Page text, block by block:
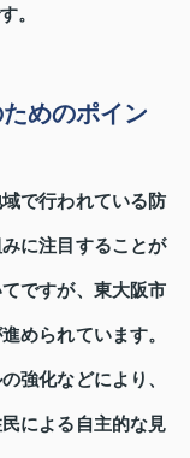
。
めのポイン
で行われている防
に注目することが
ですが、東大阪市
められています。
強化などにより、
による自主的な見